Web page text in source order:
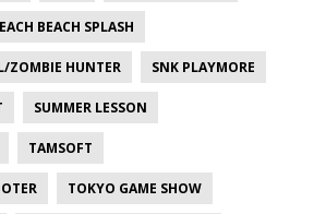
BEACH SPLASH
ZOMBIE HUNTER SNK PLAYMORE
SUMMER LESSON
TAMSOFT
TOKYO GAME SHOW